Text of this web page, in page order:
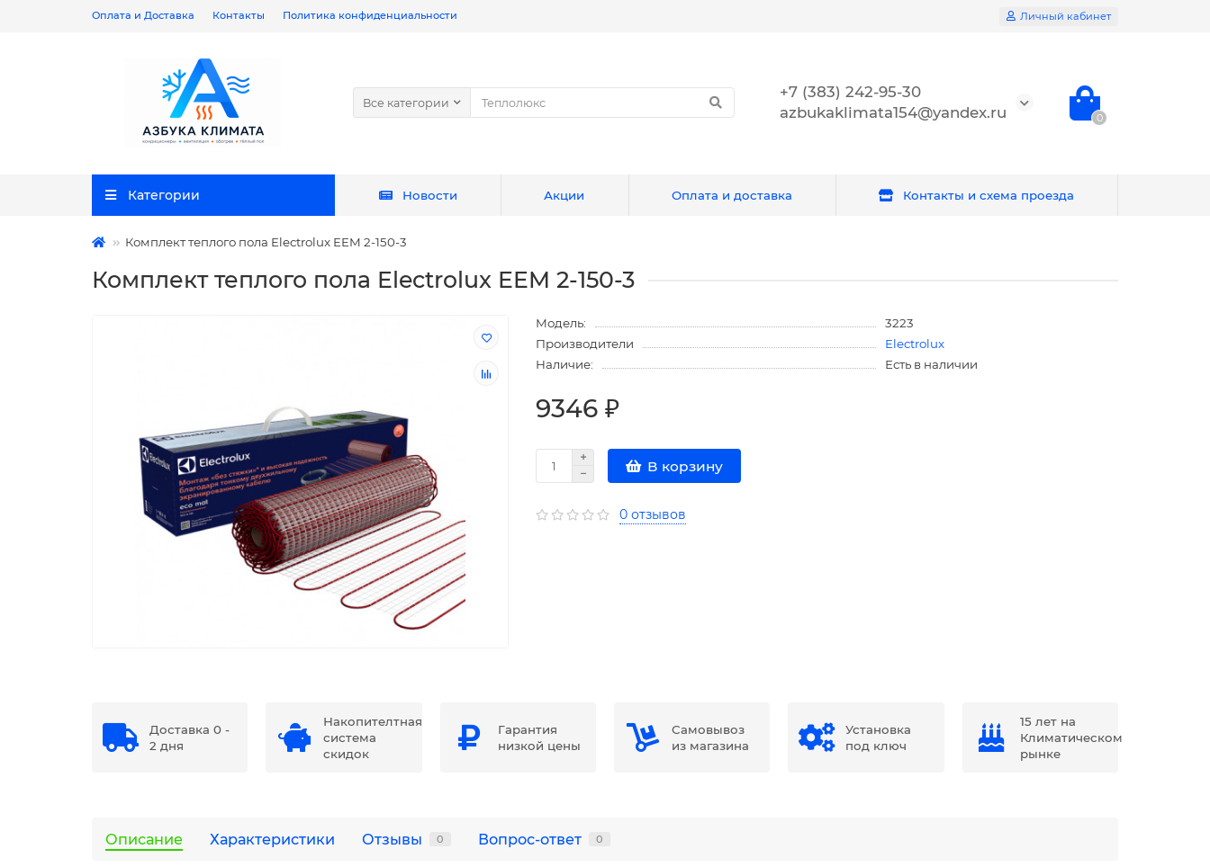
Оплата и Доставка Контакты Политика конфиденциальности Личный кабинет
Все категории
+7 (383) 242-95-30
azbukaklimata154@yandex.ru
0
Категории Новости Акции Оплата и доставка Контакты и схема проезда
Комплект теплого пола Electrolux EEM 2-150-3
Комплект теплого пола Electrolux EEM 2-150-3
Модель:
3223
Производители
Electrolux
Наличие:
Есть в наличии
9346 ₽
В корзину
0 отзывов
Доставка 0 -
2 дня
Накопителтная
система
скидок
Гарантия
низкой цены
Самовывоз
из магазина
Установка
под ключ
15 лет на
Климатическом
рынке
Описание Характеристики Отзывы 0 Вопрос-ответ 0